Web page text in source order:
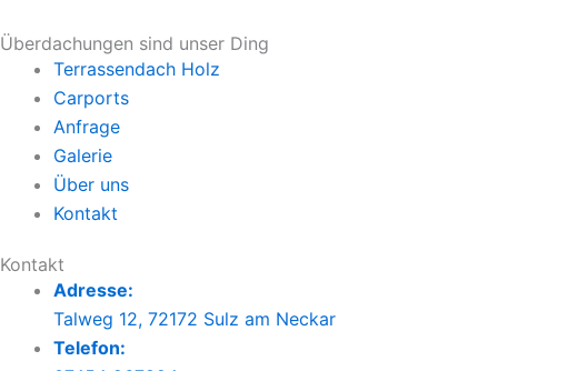
Überdachungen sind unser Ding
Terrassendach Holz
Carports
Anfrage
Galerie
Über uns
Kontakt
Kontakt
Adresse:
Talweg 12, 72172 Sulz am Neckar
Telefon: